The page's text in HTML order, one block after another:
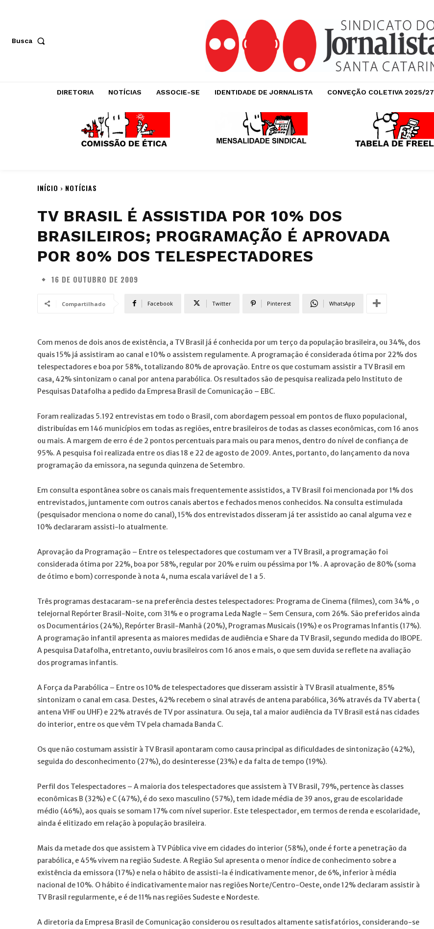
Busca
DIRETORIA NOTÍCIAS ASSOCIE-SE IDENTIDADE DE JORNALISTA CONVEÇÃO COLETIVA 2025/27
INÍCIO NOTÍCIAS
TV BRASIL É ASSISTIDA POR 10% DOS
BRASILEIROS; PROGRAMAÇÃO É APROVADA
POR 80% DOS TELESPECTADORES
16 DE OUTUBRO DE 2009
Compartilhado Facebook Twitter Pinterest WhatsApp
Com menos de dois anos de existência, a TV Brasil já é conhecida por um terço da população brasileira, ou 34%, dos
quais 15% já assistiram ao canal e 10% o assistem regulamente. A programação é considerada ótima por 22% dos
telespectadores e boa por 58%, totalizando 80% de aprovação. Entre os que costumam assistir a TV Brasil em
casa, 42% sintonizam o canal por antena parabólica. Os resultados são de pesquisa realizada pelo Instituto de
Pesquisas Datafolha a pedido da Empresa Brasil de Comunicação – EBC.
Foram realizadas 5.192 entrevistas em todo o Brasil, com abordagem pessoal em pontos de fluxo populacional,
distribuídas em 146 municípios em todas as regiões, entre brasileiros de todas as classes econômicas, com 16 anos
ou mais. A margem de erro é de 2 pontos percentuais para mais ou para menos, dentro do nível de confiança de
95%. A pesquisa foi realizada entre os dias 18 e 22 de agosto de 2009. Antes, portanto, do lançamento da nova
programação da emissora, na segunda quinzena de Setembro.
Em consulta espontânea sobre os canais mais frequentemente assistidos, a TV Brasil foi mencionada por 1% dos
entrevistados, juntamente com outros canais abertos e fechados menos conhecidos. Na consulta estimulada
(pesquisador menciona o nome do canal), 15% dos entrevistados disseram já ter assistido ao canal alguma vez e
10% declararam assisti-lo atualmente.
Aprovação da Programação – Entre os telespectadores que costumam ver a TV Brasil, a programação foi
considerada ótima por 22%, boa por 58%, regular por 20% e ruim ou péssima por 1% . A aprovação de 80% (soma
de ótimo e bom) corresponde à nota 4, numa escala variável de 1 a 5.
Três programas destacaram-se na preferência destes telespectadores: Programa de Cinema (filmes), com 34% , o
telejornal Repórter Brasil-Noite, com 31% e o programa Leda Nagle – Sem Censura, com 26%. São preferidos ainda
os Documentários (24%), Repórter Brasil-Manhã (20%), Programas Musicais (19%) e os Programas Infantis (17%).
A programação infantil apresenta as maiores medidas de audiência e Share da TV Brasil, segundo medida do IBOPE.
A pesquisa Datafolha, entretanto, ouviu brasileiros com 16 anos e mais, o que sem duvida se reflete na avaliação
dos programas infantis.
A Força da Parabólica – Entre os 10% de telespectadores que disseram assistir à TV Brasil atualmente, 85%
sintonizam o canal em casa. Destes, 42% recebem o sinal através de antena parabólica, 36% através da TV aberta (
antena VHF ou UHF) e 22% através de TV por assinatura. Ou seja, tal a maior audiência da TV Brasil está nas cidades
do interior, entre os que vêm TV pela chamada Banda C.
Os que não costumam assistir à TV Brasil apontaram como causa principal as dificuldades de sintonização (42%),
seguida do desconhecimento (27%), do desinteresse (23%) e da falta de tempo (19%).
Perfil dos Telespectadores – A maioria dos telespectadores que assistem à TV Brasil, 79%, pertence às classes
econômicas B (32%) e C (47%), é do sexo masculino (57%), tem idade média de 39 anos, grau de escolaridade
médio (46%), aos quais se somam 17% com nível superior. Este telespectador, em termos de renda e escolaridade,
ainda é elitizado em relação à população brasileira.
Mais da metade dos que assistem à TV Pública vive em cidades do interior (58%), onde é forte a penetração da
parabólica, e 45% vivem na região Sudeste. A Região Sul apresenta o menor índice de conhecimento sobre a
existência da emissora (17%) e nela o hábito de assisti-la é indicativamente menor, de 6%, inferior à média
nacional de 10%. O hábito é indicativamente maior nas regiões Norte/Centro-Oeste, onde 12% declaram assistir à
TV Brasil regularmente, e é de 11% nas regiões Sudeste e Nordeste.
A diretoria da Empresa Brasil de Comunicação considerou os resultados altamente satisfatórios, considerando-se